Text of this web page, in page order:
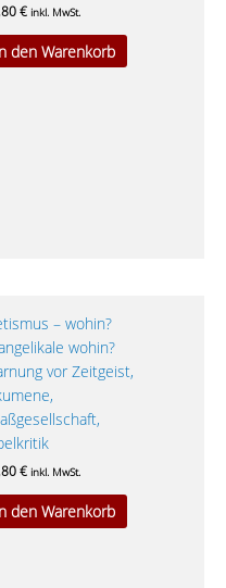
€ inkl. MwSt.
den Warenkorb
– wohin?
wohin?
vor Zeitgeist,
€ inkl. MwSt.
den Warenkorb